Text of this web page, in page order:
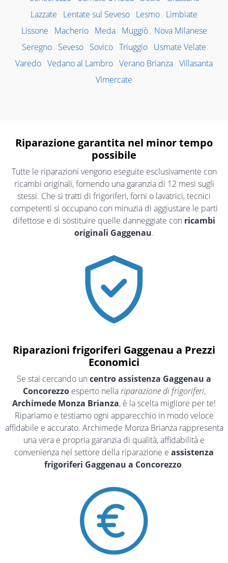
Lazzate
Lentate sul Seveso Lesmo Limbiate
Lissone
Macherio Meda Muggiò
Nova Milanese
Seregno Seveso Sovico Triuggio Usmate Velate
Varedo Vedano al Lambro Verano Brianza Villasanta
Vimercate
Riparazione garantita nel minor tempo
possibile
Tutte le riparazioni vengono eseguite esclusivamente con
ricambi originali, fornendo una garanzia di 12 mesi sugli
stessi. Che si tratti di frigoriferi, forni o lavatrici, tecnici
competenti si occupano con minuzia di aggiustare le parti
difettose e di sostituire quelle danneggiate con ricambi
originali Gaggenau.
Riparazioni frigoriferi Gaggenau a Prezzi
Economici
Se stai cercando un centro assistenza Gaggenau a
Concorezzoesperto nellariparazione di frigoriferi,
Archimede Monza Brianza, è la scelta migliore per te!
Ripariamo e testiamo ogni apparecchio in modo veloce
affidabile e accurato. Archimede Monza Brianza rappresenta
una vera e propria garanzia di qualità, affidabilità e
convenienza nel settore della riparazione e assistenza
frigoriferi Gaggenau a Concorezzo.